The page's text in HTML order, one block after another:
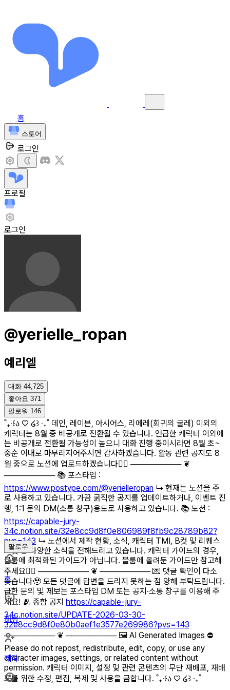
홈
스토어
로그인
프로필
로그인
@yerielle_ropan
예리엘
대화 44,725
좋아요 371
팔로워 146
˚₊‧꒰ა ♡ ໒꒱ ‧₊˚ 데인, 레이븐, 아시어스, 리에레(회귀의 굴레) 이외의
캐릭터는 8월 중 비공개로 전환될 수 있습니다. 언급한 캐릭터 이외에
는 비공개로 전환될 가능성이 높으니 대화 진행 중이시라면 8월 초~
중순 이내로 마무리지어주시면 감사하겠습니다. 활동 관련 공지도 8
월 중으로 노션에 업로드하겠습니다🙇‍♀️ ───────── ❦
───────── 📚 포스타입 :
https://www.postype.com/@yerielleropan ↳ 현재는 노션을 주
로 사용하고 있습니다. 가끔 굵직한 공지를 업데이트하거나, 이벤트 진
행, 1:1 문의 DM(소통 창구)용도로 사용하고 있습니다. 📚 노션 :
https://capable-jury-
34c.notion.site/32e8cc9d8f0e806989f8fb9c28789b82?
pvs=143 ↳ 노션에서 제작 현황, 소식, 캐릭터 TMI, B컷 및 리퀘스
트컷 등 다양한 소식을 전해드리고 있습니다. 캐릭터 가이드의 경우,
블룸에 최적화된 가이드가 아닙니다. 블룸에 올려둔 가이드만 참고해
주세요🙇‍♀️ ───────── ❦ ───────── 💌 댓글 확인이 다소
늦습니다🥹 모든 댓글에 답변을 드리지 못하는 점 양해 부탁드립니다.
급한 문의 및 제보는 포스타입 DM 또는 공지·소통 창구를 이용해 주
세요! 🫂 종합 공지 https://capable-jury-
34c.notion.site/UPDATE-2026-03-30-
32e8cc9d8f0e80b0aef1e3577e269986?pvs=143
───────── ❦ ───────── 🖼️ AI Generated Images ⛔
Please do not repost, redistribute, edit, copy, or use any
character images, settings, or related content without
permission. 캐릭터 이미지, 설정 및 관련 콘텐츠의 무단 재배포, 재배
포를 위한 수정, 편집, 복제 및 사용을 금합니다. ˚₊‧꒰ა ♡ ໒꒱ ‧₊˚
팔로우
홈
채팅
제작